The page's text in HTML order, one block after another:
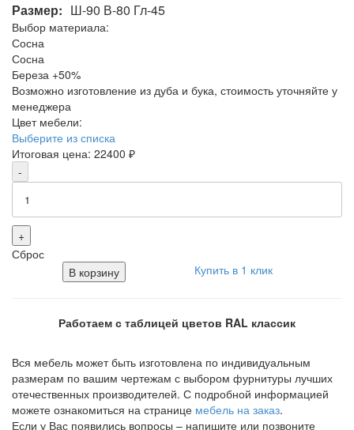
Размер: Ш-90 В-80 Гл-45
Выбор материала:
Сосна
Сосна
Береза +50%
Возможно изготовление из дуба и бука, стоимость уточняйте у
менеджера
Цвет мебели:
Выберите из списка
Итоговая цена: 22400 ₽
-
+
Сброс
В корзину
Купить в 1 клик
Работаем с таблицей цветов RAL классик
Вся мебель может быть изготовлена по индивидуальным
размерам по вашим чертежам с выбором фурнитуры лучших
отечественных производителей. С подробной информацией
можете ознакомиться на странице мебель на заказ.
Если у Вас появились вопросы – напишите или позвоните